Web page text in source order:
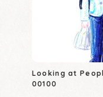
Looking at
00100